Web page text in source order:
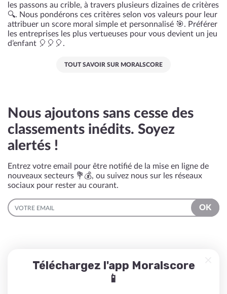
les passons au crible, à travers plusieurs dizaines de critères
🔍. Nous pondérons ces critères selon vos valeurs pour leur
attribuer un score moral simple et personnalisé 🎯. Préférer
les entreprises les plus vertueuses pour vous devient un jeu
d’enfant 🎈🎈🎈.
TOUT SAVOIR SUR MORALSCORE
Nous ajoutons sans cesse des
classements inédits. Soyez
alertés !
Entrez votre email pour être notifié de la mise en ligne de
nouveaux secteurs 💐💰, ou suivez nous sur les réseaux
sociaux pour rester au courant.
EMAIL
OK
Téléchargez l'app Moralscore
📱